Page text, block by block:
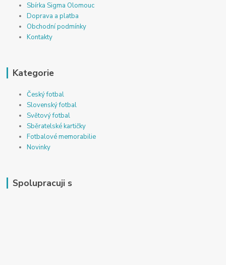
Sbírka Sigma Olomouc
Doprava a platba
Obchodní podmínky
Kontakty
Kategorie
Český fotbal
Slovenský fotbal
Světový fotbal
Sběratelské kartičky
Fotbalové memorabilie
Novinky
Spolupracuji s